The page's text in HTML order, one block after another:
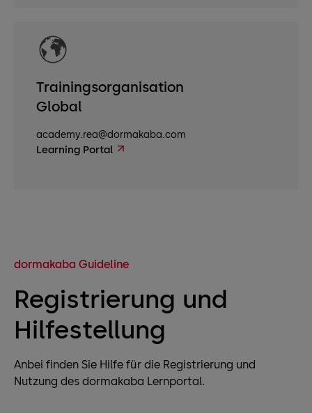
Trainingsorganisation
Global
academy.rea@dormakaba.com
Learning Portal
dormakaba Guideline
Registrierung und
Hilfestellung
Anbei finden Sie Hilfe für die Registrierung und
Nutzung des dormakaba Lernportal.